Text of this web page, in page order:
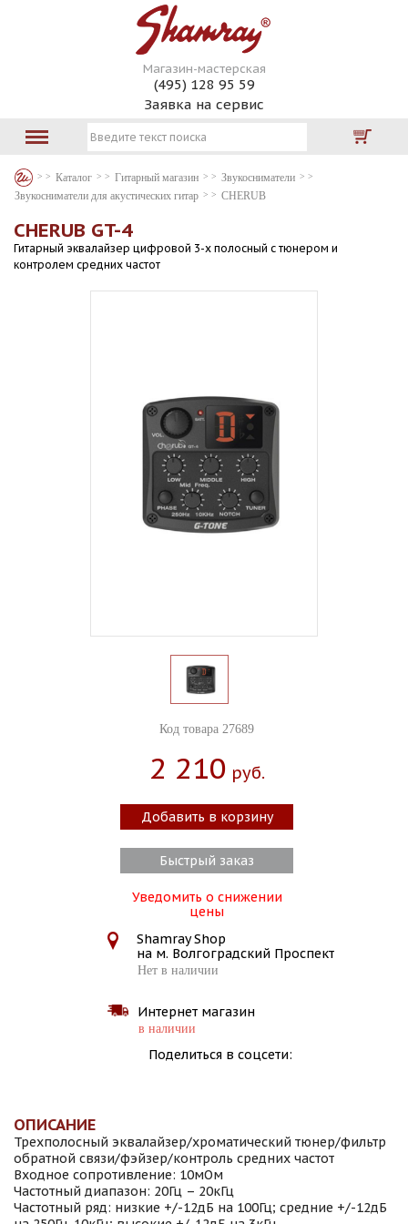
Магазин-мастерская
(495) 128 95 59
Заявка на сервис
Каталог Гитарный магазин
Звукосниматели
Звукосниматели для акустических гитар
CHERUB
CHERUB GT-4
Гитарный эквалайзер цифровой 3-х полосный с тюнером и
контролем средних частот
Код товара 27689
2 210 Руб.
Добавить в корзину
Быстрый заказ
Уведомить о снижении
цены
Shamray Shop
на м. Волгоградский Проспект
Нет в наличии
Интернет магазин
в наличии
Поделиться в соцсети:
ОПИСАНИЕ
Трехполосный эквалайзер/хроматический тюнер/фильтр
обратной связи/фэйзер/контроль средних частот
Входное сопротивление: 10мОм
Частотный диапазон: 20Гц – 20кГц
Частотный ряд: низкие +/-12дБ на 100Гц; средние +/-12дБ